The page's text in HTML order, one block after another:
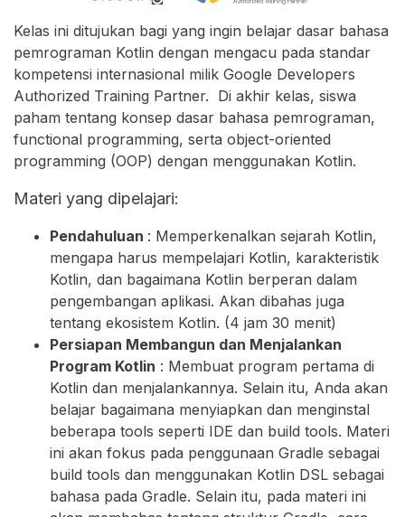
Kelas ini ditujukan bagi yang ingin belajar dasar bahasa
pemrograman Kotlin dengan mengacu pada standar
kompetensi internasional milik Google Developers
Authorized Training Partner. Di akhir kelas, siswa
paham tentang konsep dasar bahasa pemrograman,
functional programming, serta object-oriented
programming (OOP) dengan menggunakan Kotlin.
Materi yang dipelajari:
Pendahuluan : Memperkenalkan sejarah Kotlin,
mengapa harus mempelajari Kotlin, karakteristik
Kotlin, dan bagaimana Kotlin berperan dalam
pengembangan aplikasi. Akan dibahas juga
tentang ekosistem Kotlin. (4 jam 30 menit)
Persiapan Membangun dan Menjalankan
Program Kotlin : Membuat program pertama di
Kotlin dan menjalankannya. Selain itu, Anda akan
belajar bagaimana menyiapkan dan menginstal
beberapa tools seperti IDE dan build tools. Materi
ini akan fokus pada penggunaan Gradle sebagai
build tools dan menggunakan Kotlin DSL sebagai
bahasa pada Gradle. Selain itu, pada materi ini